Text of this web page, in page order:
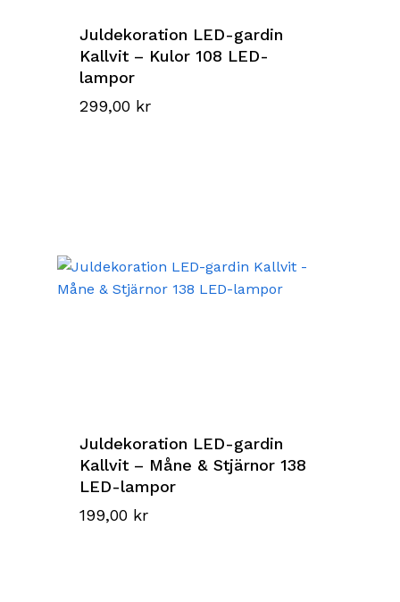
Juldekoration LED-gardin
Kallvit – Kulor 108 LED-
lampor
299,00 kr
Juldekoration LED-gardin
Kallvit – Måne & Stjärnor 138
LED-lampor
199,00 kr